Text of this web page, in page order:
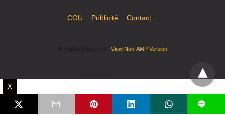
CGU Publicité Contact
View Non-AMP Version
X